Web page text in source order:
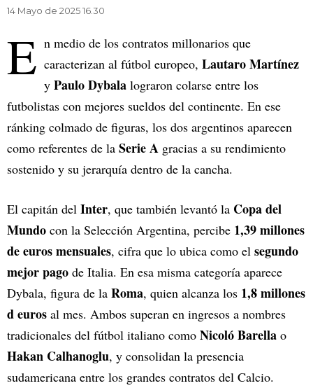
14 Mayo de 2025 16.30
E n medio de los contratos millonarios que
caracterizan al fútbol europeo, Lautaro Martínez
y Paulo Dybala lograron colarse entre los
futbolistas con mejores sueldos del continente. En ese
ránking colmado de figuras, los dos argentinos aparecen
como referentes de la Serie A gracias a su rendimiento
sostenido y su jerarquía dentro de la cancha.
El capitán del Inter, que también levantó la Copa del
Mundo con la Selección Argentina, percibe 1,39 millones
de euros mensuales, cifra que lo ubica como el segundo
mejor pago de Italia. En esa misma categoría aparece
Dybala, figura de la Roma, quien alcanza los 1,8 millones
d euros al mes. Ambos superan en ingresos a nombres
tradicionales del fútbol italiano como Nicoló Barella o
Hakan Calhanoglu, y consolidan la presencia
sudamericana entre los grandes contratos del Calcio.